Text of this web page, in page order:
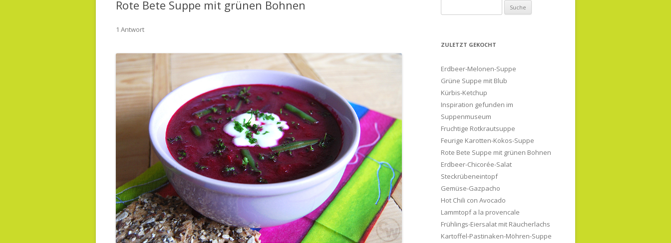
Rote Bete Suppe mit grünen Bohnen
1 Antwort
nach:
ZULETZT GEKOCHT
Erdbeer-Melonen-Suppe
Grüne Suppe mit Blub
Kürbis-Ketchup
Inspiration gefunden im
Suppenmuseum
Fruchtige Rotkrautsuppe
Feurige Karotten-Kokos-Suppe
Rote Bete Suppe mit grünen Bohnen
Erdbeer-Chicorée-Salat
Steckrübeneintopf
Gemüse-Gazpacho
Hot Chili con Avocado
Lammtopf a la provencale
Frühlings-Eiersalat mit Räucherlachs
Kartoffel-Pastinaken-Möhren-Suppe